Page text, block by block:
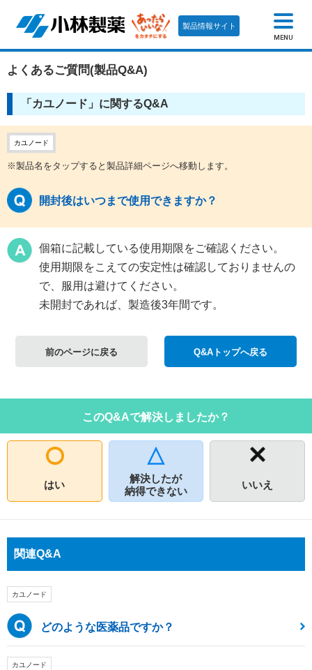
製品情報サイト
MENU
よくあるご質問(製品Q&A)
「カユノード」に関するQ&A
カユノード
※製品名をタップすると製品詳細ページへ移動します。
開封後はいつまで使用できますか？
個箱に記載している使用期限をご確認ください。
使用期限をこえての安定性は確認しておりませんの
で、服用は避けてください。
未開封であれば、製造後3年間です。
前のページに戻る Q&Aトップへ戻る
このQ&Aで解決しましたか？
はい
解決したが
納得できない
いいえ
関連Q&A
カユノード
どのような医薬品ですか？
カユノード